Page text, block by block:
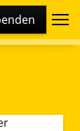
und
und